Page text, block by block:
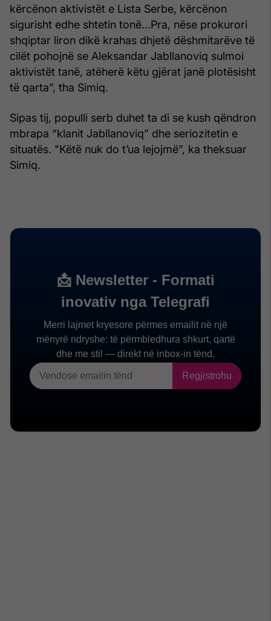
kërcënon aktivistët e Lista Serbe, kërcënon
sigurisht edhe shtetin tonë...Pra, nëse prokurori
shqiptar liron dikë krahas dhjetë dëshmitarëve të
cilët pohojnë se Aleksandar Jabllanoviq sulmoi
aktivistët tanë, atëherë këtu gjërat janë plotësisht
të qarta”, tha Simiq.
Sipas tij, populli serb duhet ta di se kush qëndron
mbrapa “klanit Jabllanoviq” dhe seriozitetin e
situatës. "Këtë nuk do t’ua lejojmë”, ka theksuar
Simiq.